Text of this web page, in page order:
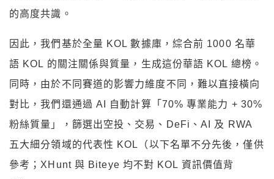
的高度共識。
因此，我們基於全量 KOL 數據庫，綜合前 1000 名華
語 KOL 的關注關係與質量，生成這份華語 KOL 總榜。
同時，由於不同賽道的影響力維度不同，難以直接橫向
對比，我們還通過 AI 自動計算「70% 專業能力 + 30%
粉絲質量」，篩選出空投、交易、DeFi、AI 及 RWA
五大細分領域的代表性 KOL（以下名單不分先後，僅供
參考；XHunt 與 Biteye 均不對 KOL 資訊價值背